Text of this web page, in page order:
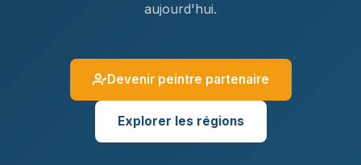
aujourd'hui.
Devenir peintre partenaire
Explorer les régions